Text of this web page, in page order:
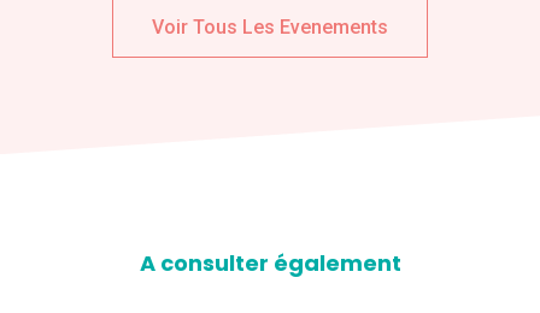
Voir Tous Les Evenements
A consulter également